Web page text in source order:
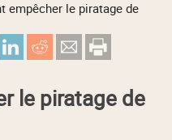
empêcher le piratage de
le piratage de